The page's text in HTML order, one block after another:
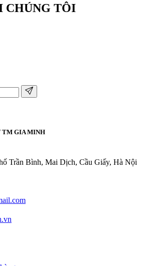
CHÚNG TÔI
TM GIA MINH
Trần Bình, Mai Dịch, Cầu Giấy, Hà Nội